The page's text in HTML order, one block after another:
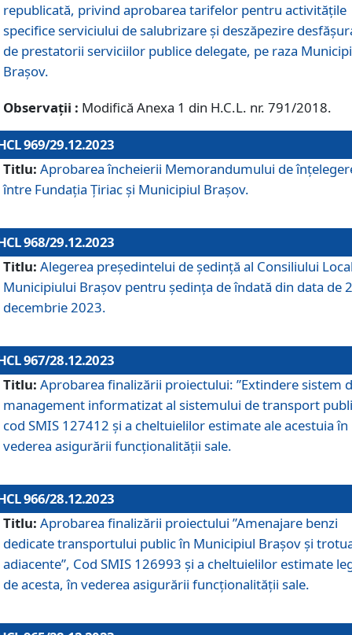
republicată, privind aprobarea tarifelor pentru activitățile
specifice serviciului de salubrizare și deszăpezire
de prestatorii serviciilor publice delegate, pe raza
Brașov.
Observații : Modifică Anexa 1 din H.C.L. nr. 791/2018.
969/29.12.2023
Titlu: Aprobarea încheierii Memorandumului de
între Fundația Țiriac și Municipiul Brașov.
968/29.12.2023
Titlu: Alegerea preşedintelui de şedinţă al Consiliului
Municipiului Braşov pentru ședința de îndată din data de
decembrie 2023.
967/28.12.2023
Titlu: Aprobarea finalizării proiectului: ”Extindere sistem
management informatizat al sistemului de transport
cod SMIS 127412 și a cheltuielilor estimate ale acestuia în
vederea asigurării funcționalității sale.
966/28.12.2023
Titlu: Aprobarea finalizării proiectului ”Amenajare benzi
dedicate transportului public în Municipiul Brașov şi
adiacente”, Cod SMIS 126993 și a cheltuielilor estimate
de acesta, în vederea asigurării funcționalității sale.